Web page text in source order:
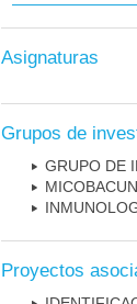
Asignaturas
Grupos de
GRUPO DE
MICOBAC­UN
Proyectos